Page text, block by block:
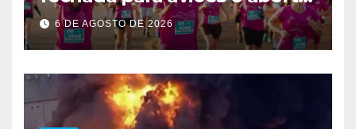
a corredores neste sábado
em Brasília
6 DE AGOSTO DE 2026